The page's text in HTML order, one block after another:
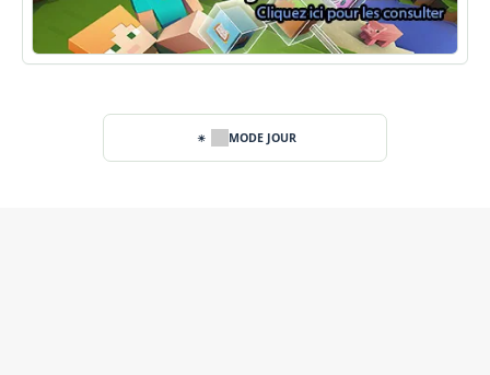
Guide Minecraft
MODE JOUR